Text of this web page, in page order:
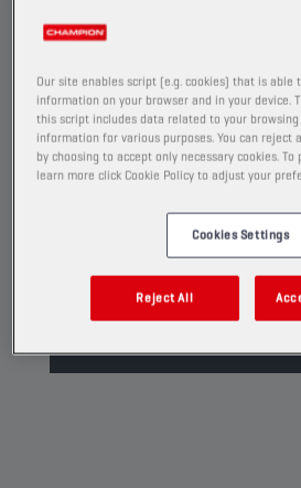
Voir les formats et
disponibles
REMPLACE
CHAMPIONOEM SPECIFIC
TROUVER UN POINT
TDS
Our site enables script (e.g. cookies) that is able
information on your browser and in your device.
this script includes data related to your
information for various purposes. You can reject
by choosing to accept only necessary cookies.
learn more click Cookie Policy to adjust your
Cookies Settings
Reject All